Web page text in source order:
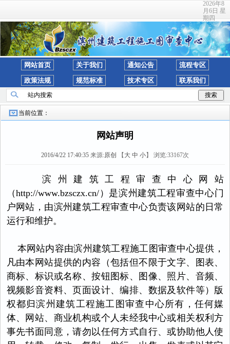
2026年8
月6日 星
期四
网站首页 关于我们 通知公告
流程专区
政策法规
规范标准 技术专区 联系我们
当前位置：
网站声明
2016/4/22 17:40:35 来源:原创 【 大 中 小】 浏览:33167次
滨州建筑工程审查中心网站
（http://www.bzsczx.cn/ ）是滨州建筑工程审查中心门
户网站，由滨州建筑工程审查中心负责该网站的日常
运行和维护。
本网站内容由滨州建筑工程施工图审查中心提供，
凡由本网站提供的内容（包括但不限于文字、图表、
商标、标识或名称、按钮图标、图像、照片、音频、
视频影音资料、页面设计、编排、数据及软件等）版
权都归滨州建筑工程施工图审查中心所有，任何媒
体、网站、商业机构或个人未经我中心或相关权利方
事先书面同意，请勿以任何方式自行、或协助他人使